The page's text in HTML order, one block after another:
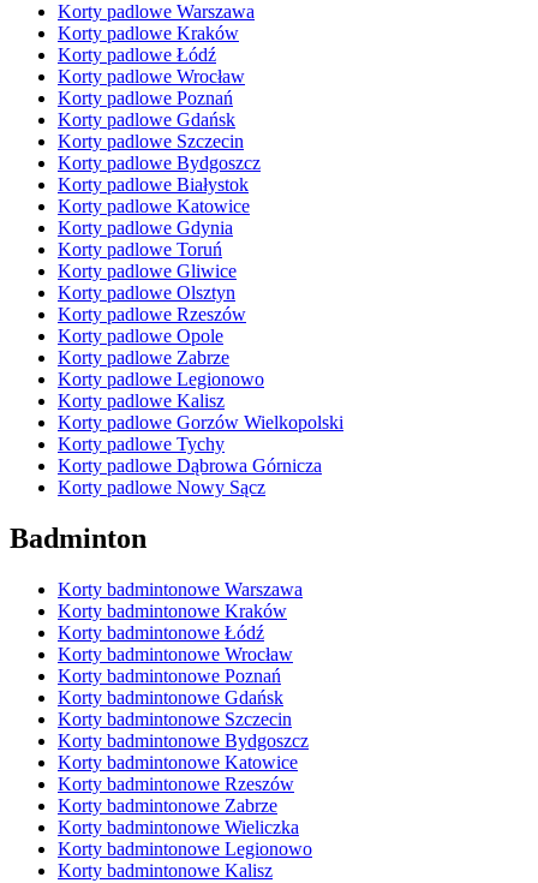
Korty padlowe Warszawa
Korty padlowe Kraków
Korty padlowe Łódź
Korty padlowe Wrocław
Korty padlowe Poznań
Korty padlowe Gdańsk
Korty padlowe Szczecin
Korty padlowe Bydgoszcz
Korty padlowe Białystok
Korty padlowe Katowice
Korty padlowe Gdynia
Korty padlowe Toruń
Korty padlowe Gliwice
Korty padlowe Olsztyn
Korty padlowe Rzeszów
Korty padlowe Opole
Korty padlowe Zabrze
Korty padlowe Legionowo
Korty padlowe Kalisz
Korty padlowe Gorzów Wielkopolski
Korty padlowe Tychy
Korty padlowe Dąbrowa Górnicza
Korty padlowe Nowy Sącz
Badminton
Korty badmintonowe Warszawa
Korty badmintonowe Kraków
Korty badmintonowe Łódź
Korty badmintonowe Wrocław
Korty badmintonowe Poznań
Korty badmintonowe Gdańsk
Korty badmintonowe Szczecin
Korty badmintonowe Bydgoszcz
Korty badmintonowe Katowice
Korty badmintonowe Rzeszów
Korty badmintonowe Zabrze
Korty badmintonowe Wieliczka
Korty badmintonowe Legionowo
Korty badmintonowe Kalisz